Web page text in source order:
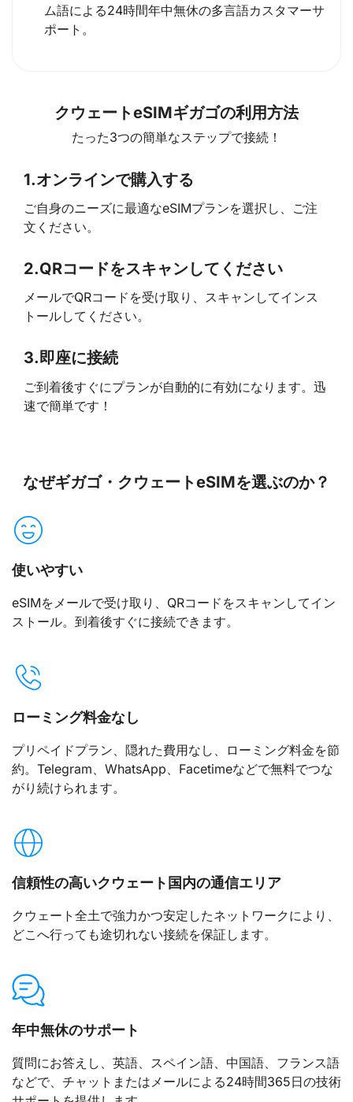
ム語による24時間年中無休の多言語カスタマーサ
ポート。
クウェートeSIMギガゴの利用方法
たった3つの簡単なステップで接続！
1.オンラインで購入する
ご自身のニーズに最適なeSIMプランを選択し、ご注
文ください。
2.QRコードをスキャンしてください
メールでQRコードを受け取り、スキャンしてインス
トールしてください。
3.即座に接続
ご到着後すぐにプランが自動的に有効になります。迅
速で簡単です！
なぜギガゴ・クウェートeSIMを選ぶのか？
使いやすい
eSIMをメールで受け取り、QRコードをスキャンしてイン
ストール。到着後すぐに接続できます。
ローミング料金なし
プリペイドプラン、隠れた費用なし、ローミング料金を節
約。Telegram、WhatsApp、Facetimeなどで無料でつな
がり続けられます。
信頼性の高いクウェート国内の通信エリア
クウェート全土で強力かつ安定したネットワークにより、
どこへ行っても途切れない接続を保証します。
年中無休のサポート
質問にお答えし、英語、スペイン語、中国語、フランス語
などで、チャットまたはメールによる24時間365日の技術